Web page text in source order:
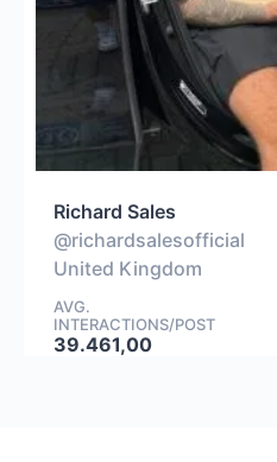
Richard Sales
@richardsalesofficial
United Kingdom
AVG.
INTERACTIONS/POST
39.461,00